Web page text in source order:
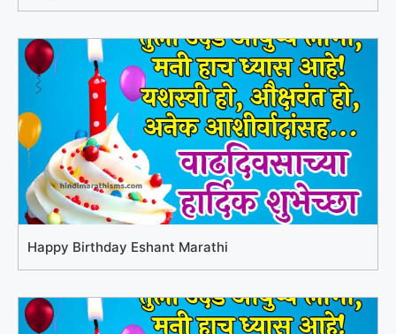
Happy Birthday Eshant Marathi